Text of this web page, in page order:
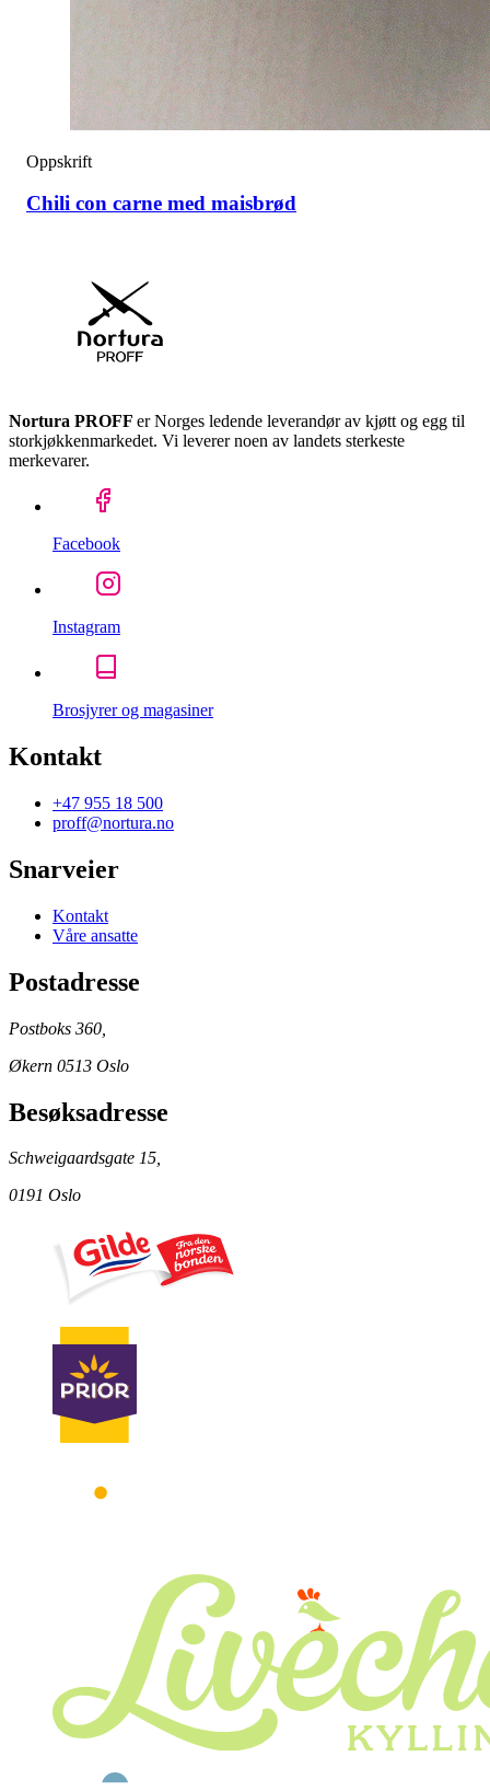
Oppskrift
Chili con carne med maisbrød
Nortura PROFF er Norges ledende leverandør av kjøtt og egg til
storkjøkkenmarkedet. Vi leverer noen av landets sterkeste
merkevarer.
Facebook
Instagram
Brosjyrer og magasiner
Kontakt
+47 955 18 500
proff@nortura.no
Snarveier
Kontakt
Våre ansatte
Postadresse
Postboks 360,
Økern 0513 Oslo
Besøksadresse
Schweigaardsgate 15,
0191 Oslo